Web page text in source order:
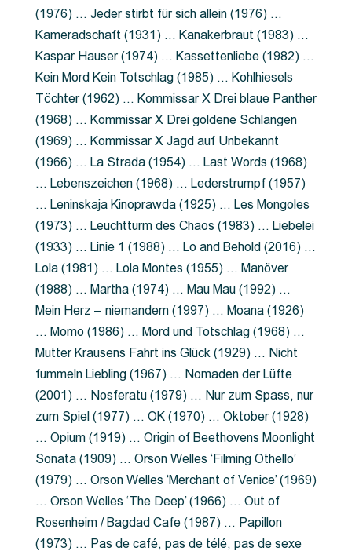
(1976) … Jeder stirbt für sich allein (1976) …
Kameradschaft (1931) … Kanakerbraut (1983) …
Kaspar Hauser (1974) … Kassettenliebe (1982) …
Kein Mord Kein Totschlag (1985) … Kohlhiesels
Töchter (1962) … Kommissar X Drei blaue Panther
(1968) … Kommissar X Drei goldene Schlangen
(1969) … Kommissar X Jagd auf Unbekannt
(1966) … La Strada (1954) … Last Words (1968)
… Lebenszeichen (1968) … Lederstrumpf (1957)
… Leninskaja Kinoprawda (1925) … Les Mongoles
(1973) … Leuchtturm des Chaos (1983) … Liebelei
(1933) … Linie 1 (1988) … Lo and Behold (2016) …
Lola (1981) … Lola Montes (1955) … Manöver
(1988) … Martha (1974) … Mau Mau (1992) …
Mein Herz – niemandem (1997) … Moana (1926)
… Momo (1986) … Mord und Totschlag (1968) …
Mutter Krausens Fahrt ins Glück (1929) … Nicht
fummeln Liebling (1967) … Nomaden der Lüfte
(2001) … Nosferatu (1979) … Nur zum Spass, nur
zum Spiel (1977) … OK (1970) … Oktober (1928)
… Opium (1919) … Origin of Beethovens Moonlight
Sonata (1909) … Orson Welles ‘Filming Othello’
(1979) … Orson Welles ‘Merchant of Venice’ (1969)
… Orson Welles ‘The Deep’ (1966) … Out of
Rosenheim / Bagdad Cafe (1987) … Papillon
(1973) … Pas de café, pas de télé, pas de sexe